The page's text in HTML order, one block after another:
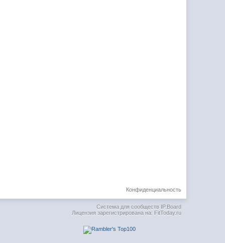
Конфиденциальность
Система для сообществ IP.Board
Лицензия зарегистрирована на: FitToday.ru